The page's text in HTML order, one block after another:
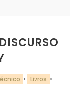
• Livros •